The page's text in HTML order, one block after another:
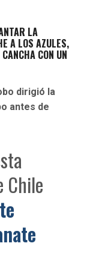
LA
A LOS AZULES,
CON UN
dirigió la
antes de
Chile